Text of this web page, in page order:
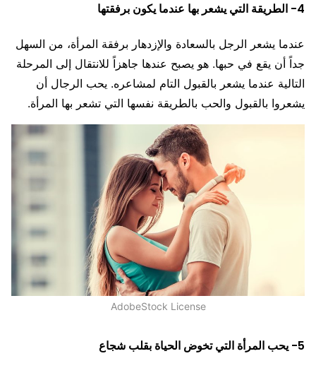
4- الطريقة التي يشعر بها عندما يكون برفقتها
عندما يشعر الرجل بالسعادة والإزدهار برفقة المرأة، من السهل
جداً أن يقع في حبها. هو يصبح عندها جاهزاً للانتقال إلى المرحلة
التالية عندما يشعر بالقبول التام لمشاعره. يحب الرجال أن
يشعروا بالقبول والحب بالطريقة نفسها التي تشعر بها المرأة.
AdobeStock License
5- يحب المرأة التي تخوض الحياة بقلب شجاع